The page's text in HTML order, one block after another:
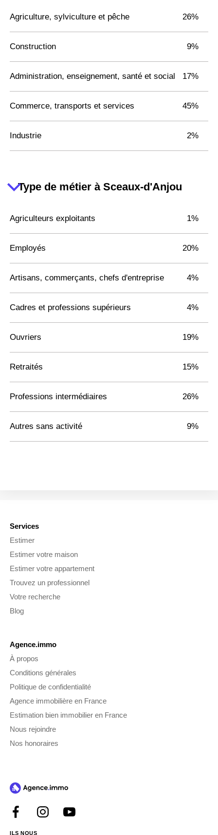
Agriculture, sylviculture et pêche 26%
Construction 9%
Administration, enseignement, santé et social 17%
Commerce, transports et services 45%
Industrie 2%
Type de métier à Sceaux-d'Anjou
Agriculteurs exploitants 1%
Employés 20%
Artisans, commerçants, chefs d'entreprise 4%
Cadres et professions supérieurs 4%
Ouvriers 19%
Retraités 15%
Professions intermédiaires 26%
Autres sans activité 9%
Services
Estimer
Estimer votre maison
Estimer votre appartement
Trouvez un professionnel
Votre recherche
Blog
Agence.immo
À propos
Conditions générales
Politique de confidentialité
Agence immobilière en France
Estimation bien immobilier en France
Nous rejoindre
Nos honoraires
ILS NOUS